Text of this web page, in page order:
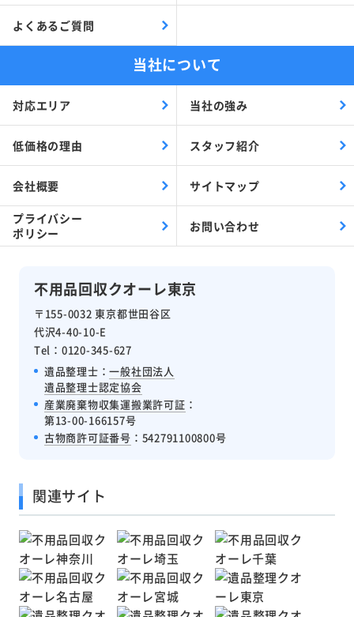
不用品回収クオーレ東京
〒155-0032 東京都世田谷区
代沢4-40-10-E
Tel：0120-345-627
遺品整理士：一般社団法人
遺品整理士認定協会
産業廃棄物収集運搬業許可証 ：
第13-00-166157号
古物商許可証番号 ：542791100800号
よくあるご質問
当社について
対応エリア 当社の強み
低価格の理由 スタッフ紹介
会社概要 サイトマップ
プライバシー
ポリシー
お問い合わせ
関連サイト